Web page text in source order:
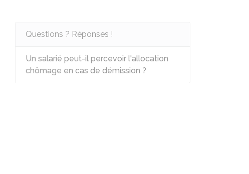
Questions ? Réponses !
Un salarié peut-il percevoir l'allocation
chômage en cas de démission ?